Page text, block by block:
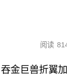
阅读
吞金巨兽折翼